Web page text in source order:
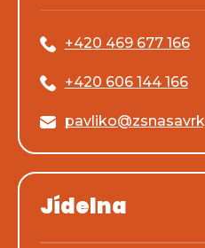
+420 469 677 166
+420 606 144 166
Jídelna